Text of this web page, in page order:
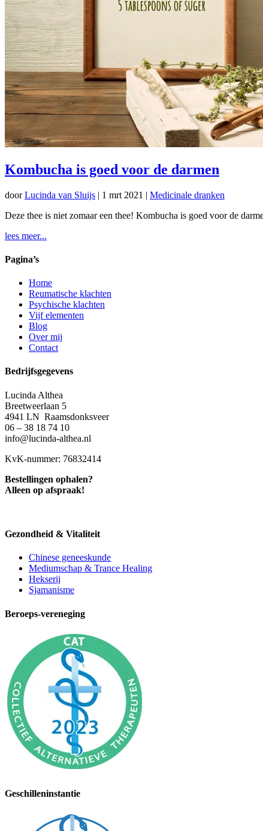
Kombucha is goed voor de darmen
doorLucinda van Sluijs | 1 mrt 2021 | Medicinale dranken
Deze thee is niet zomaar een thee! Kombucha is goed voor de
lees meer...
Pagina’s
Home
Reumatische klachten
Psychische klachten
Vijf elementen
Blog
Over mij
Contact
Bedrijfsgegevens
Lucinda Althea
Breetweerlaan 5
4941 LN Raamsdonksveer
06 – 38 18 74 10
info@lucinda-althea.nl
KvK-nummer: 76832414
Bestellingen ophalen?
Alleen op afspraak!
Gezondheid & Vitaliteit
Chinese geneeskunde
Mediumschap & Trance Healing
Hekserij
Sjamanisme
Beroeps-vereneging
Geschilleninstantie